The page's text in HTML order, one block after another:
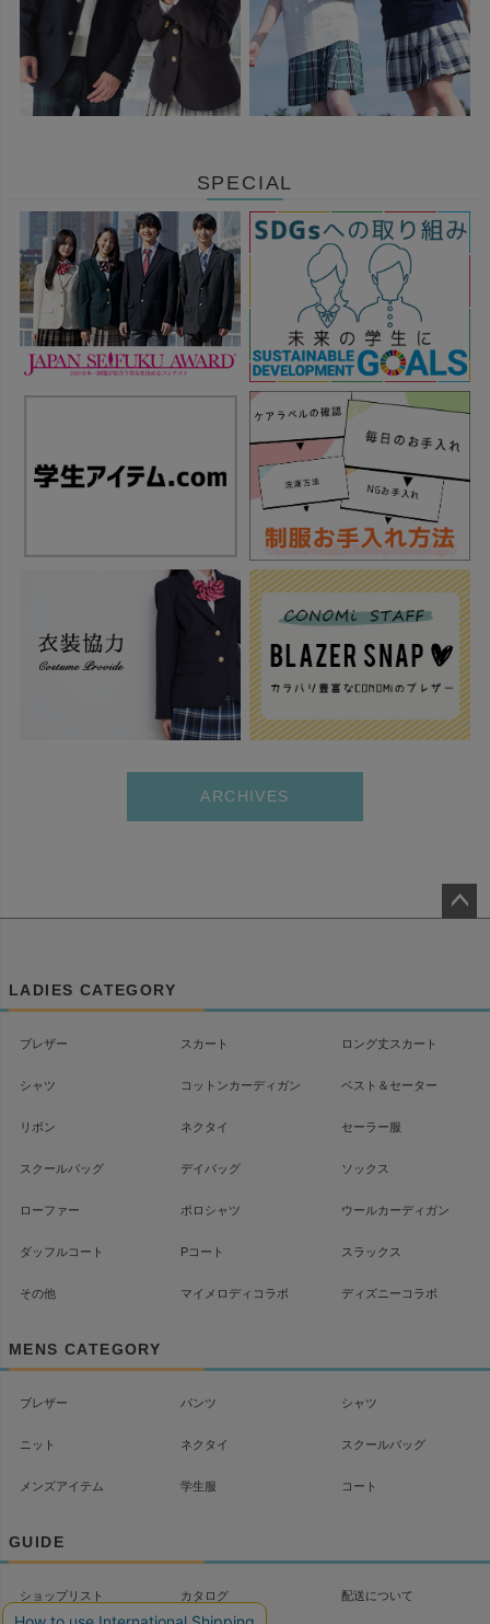
SPECIAL
ARCHIVES
LADIES CATEGORY
ブレザー スカート ロング丈スカート
シャツ コットンカーディガン ベスト＆セーター
リボン ネクタイ セーラー服
スクールバッグ デイバッグ ソックス
ローファー ポロシャツ ウールカーディガン
ダッフルコート Pコート スラックス
その他 マイメロディコラボ ディズニーコラボ
MENS CATEGORY
ブレザー パンツ シャツ
ニット ネクタイ スクールバッグ
メンズアイテム 学生服 コート
GUIDE
ショップリスト カタログ 配送について